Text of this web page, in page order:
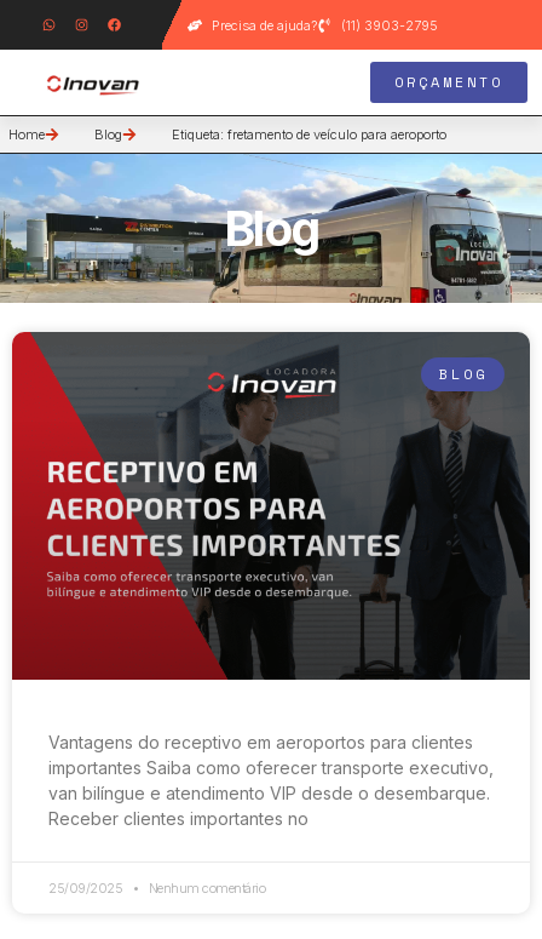
Precisa de ajuda? (11) 3903-2795
ORÇAMENTO
Home Blog Etiqueta: fretamento de veículo para aeroporto
Blog
BLOG
Vantagens do receptivo em aeroportos para clientes
importantes Saiba como oferecer transporte executivo,
van bilíngue e atendimento VIP desde o desembarque.
Receber clientes importantes no
25/09/2025 Nenhum comentário